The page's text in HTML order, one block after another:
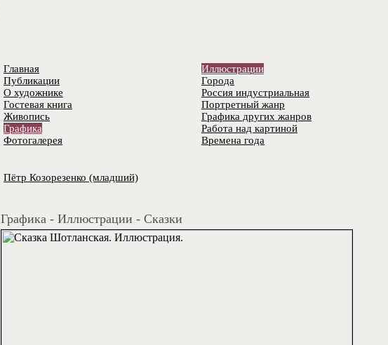
Главная
Публикации
О художнике
Гостевая книга
Живопись
Графика
Фотогалерея
Пётр Козорезенко (младший)
Иллюстрации
Города
Россия индустриальная
Портретный жанр
Графика других жанров
Работа над картиной
Времена года
Графика - Иллюстрации - Сказки